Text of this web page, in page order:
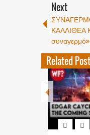
Next
ΚΑΛΛΙΘΕΑ
Related